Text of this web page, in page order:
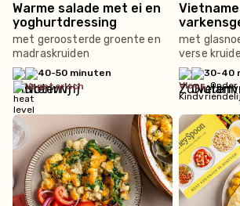
Warme salade met ei en
yoghurtdressing
met geroosterde groente en
madraskruiden
40-50 minuten
vegetarisch
met
verse
30-40
vlees•